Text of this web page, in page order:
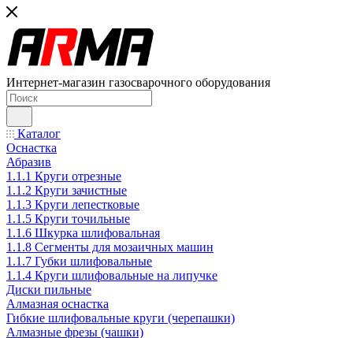
Интернет-магазин газосварочного оборудования
Каталог
Оснастка
Абразив
1.1.1 Круги отрезные
1.1.2 Круги зачистные
1.1.3 Круги лепестковые
1.1.5 Круги точильные
1.1.6 Шкурка шлифовальная
1.1.8 Сегменты для мозаичных машин
1.1.7 Губки шлифовальные
1.1.4 Круги шлифовальные на липучке
Диски пильные
Алмазная оснастка
Гибкие шлифовальные круги (черепашки)
Алмазные фрезы (чашки)